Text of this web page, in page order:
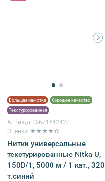
Большая намотка Хорошее качество
Текстурированная
Артикул: G-671642422
Оценка: ★★★★☆
Нитки универсальные
текстурированные Nitka U,
150D/1, 5000 м / 1 кат., 320
т.синий